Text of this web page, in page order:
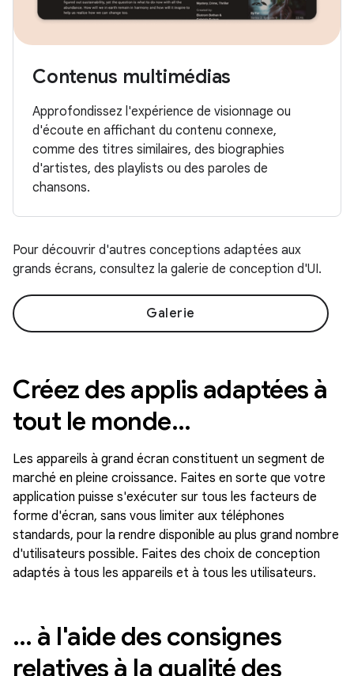
Contenus multimédias
Approfondissez l'expérience de visionnage ou
d'écoute en affichant du contenu connexe,
comme des titres similaires, des biographies
d'artistes, des playlists ou des paroles de
chansons.
Pour découvrir d'autres conceptions adaptées aux
grands écrans, consultez la galerie de conception d'UI.
Galerie
Créez des applis adaptées à
tout le monde…
Les appareils à grand écran constituent un segment de
marché en pleine croissance. Faites en sorte que votre
application puisse s'exécuter sur tous les facteurs de
forme d'écran, sans vous limiter aux téléphones
standards, pour la rendre disponible au plus grand nombre
d'utilisateurs possible. Faites des choix de conception
adaptés à tous les appareils et à tous les utilisateurs.
… à l'aide des consignes
relatives à la qualité des